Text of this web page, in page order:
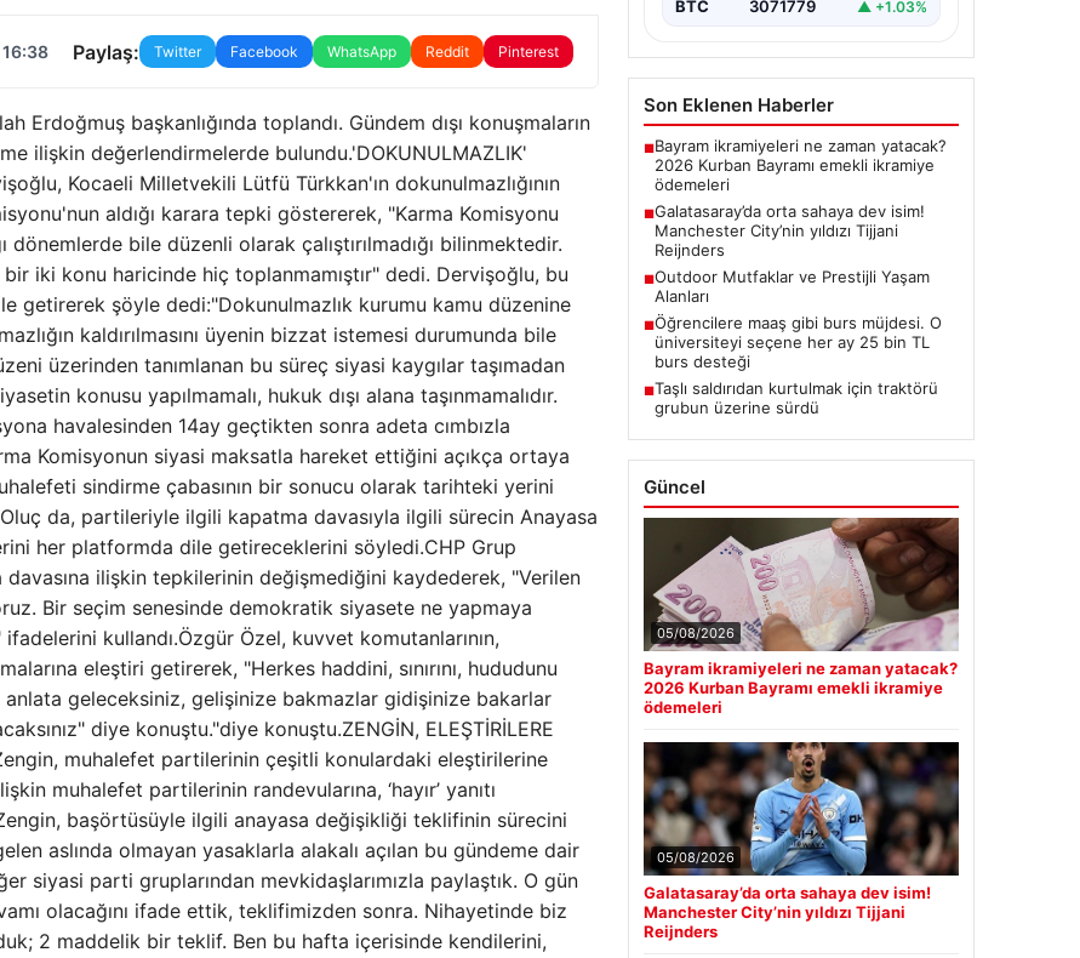
Paylaş: Twitter Facebook WhatsApp Reddit Pinterest
Erdoğmuş başkanlığında toplandı. Gündem dışı konuşmaların
ilişkin değerlendirmelerde bulundu.'DOKUNULMAZLIK'
Kocaeli Milletvekili Lütfü Türkkan'ın dokunulmazlığının
aldığı karara tepki göstererek, "Karma Komisyonu
bile düzenli olarak çalıştırılmadığı bilinmektedir.
iki konu haricinde hiç toplanmamıştır" dedi. Dervişoğlu, bu
getirerek şöyle dedi:"Dokunulmazlık kurumu kamu düzenine
kaldırılmasını üyenin bizzat istemesi durumunda bile
üzerinden tanımlanan bu süreç siyasi kaygılar taşımadan
konusu yapılmamalı, hukuk dışı alana taşınmamalıdır.
havalesinden 14ay geçtikten sonra adeta cımbızla
Komisyonun siyasi maksatla hareket ettiğini açıkça ortaya
sindirme çabasının bir sonucu olarak tarihteki yerini
da, partileriyle ilgili kapatma davasıyla ilgili sürecin Anayasa
her platformda dile getireceklerini söyledi.CHP Grup
ilişkin tepkilerinin değişmediğini kaydederek, "Verilen
Bir seçim senesinde demokratik siyasete ne yapmaya
kullandı.Özgür Özel, kuvvet komutanlarının,
eleştiri getirerek, "Herkes haddini, sınırını, hududunu
geleceksiniz, gelişinize bakmazlar gidişinize bakarlar
diye konuştu."diye konuştu.ZENGİN, ELEŞTİRİLERE
muhalefet partilerinin çeşitli konulardaki eleştirilerine
muhalefet partilerinin randevularına, ‘hayır’ yanıtı
başörtüsüyle ilgili anayasa değişikliği teklifinin sürecini
aslında olmayan yasaklarla alakalı açılan bu gündeme dair
siyasi parti gruplarından mevkidaşlarımızla paylaştık. O gün
olacağını ifade ettik, teklifimizden sonra. Nihayetinde biz
2 maddelik bir teklif. Ben bu hafta içerisinde kendilerini,
BTC 3071779 ▲ +1.03%
Son Eklenen Haberler
■Bayram ikramiyeleri ne zaman yatacak?
2026 Kurban Bayramı emekli ikramiye
ödemeleri
■Galatasaray’da orta sahaya dev isim!
Manchester City’nin yıldızı Tijjani
Reijnders
■Outdoor Mutfaklar ve Prestijli Yaşam
Alanları
■Öğrencilere maaş gibi burs müjdesi. O
üniversiteyi seçene her ay 25 bin TL
burs desteği
■Taşlı saldırıdan kurtulmak için traktörü
grubun üzerine sürdü
Güncel
05/08/2026
Bayram ikramiyeleri ne zaman yatacak?
2026 Kurban Bayramı emekli ikramiye
ödemeleri
05/08/2026
Galatasaray’da orta sahaya dev isim!
Manchester City’nin yıldızı Tijjani
Reijnders